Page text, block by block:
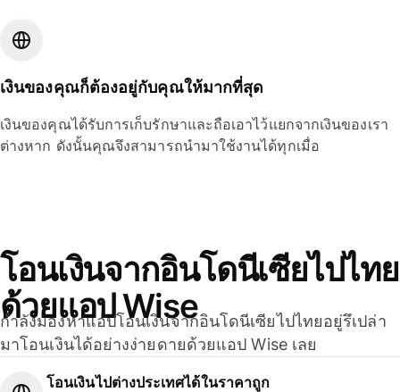
เงินของคุณก็ต้องอยู่กับคุณให้มากที่สุด
เงินของคุณได้รับการเก็บรักษาและถือเอาไว้แยกจากเงินของเรา
ต่างหาก ดังนั้นคุณจึงสามารถนำมาใช้งานได้ทุกเมื่อ
โอนเงินจากอินโดนีเซียไปไทย
ด้วยแอป Wise
กำลังมองหาแอปโอนเงินจากอินโดนีเซียไปไทยอยู่รึเปล่า
มาโอนเงินได้อย่างง่ายดายด้วยแอป Wise เลย
โอนเงินไปต่างประเทศได้ในราคาถูก